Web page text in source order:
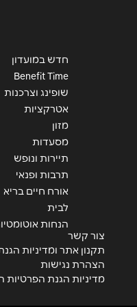
חדש במועדון
Benefit Time
שופינג וצרכנות
אטרקציות
מזון
מסעדות
תיירות ונופש
תרבות ופנאי
אורח חיים בריא
לבית
הנחות
צור קשר
תקנון אתר ומדיניות
הצהרת נגישות
מדיניות הגנת